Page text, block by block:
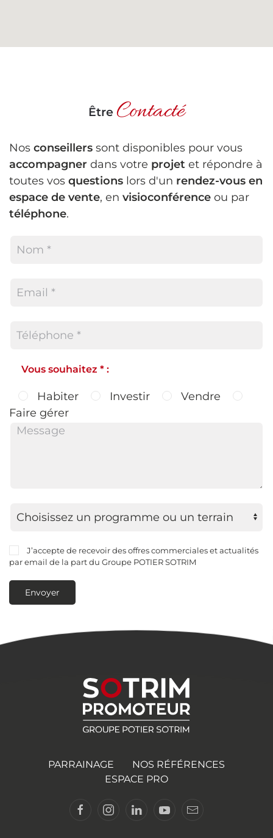
Être Contacté
Nos conseillers sont disponibles pour vous
accompagner dans votre projet et répondre à
toutes vos questions lors d'un rendez-vous en
espace de vente, en visioconférence ou par
téléphone.
Vous souhaitez * :
Habiter Investir
Vendre
Faire gérer
J’accepte de recevoir des offres commerciales et actualités
par email de la part du Groupe POTIER SOTRIM
Envoyer
PARRAINAGE
NOS RÉFÉRENCES
ESPACE PRO